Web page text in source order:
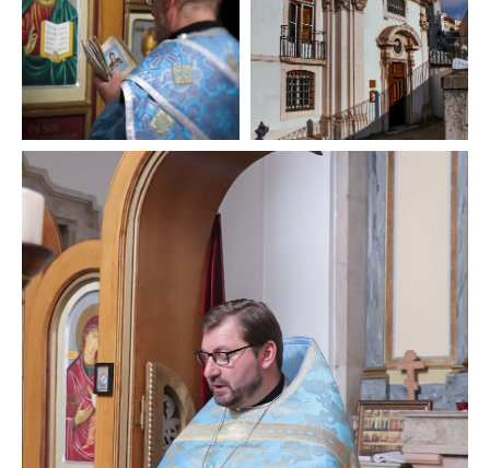
НАВИГАЦИЯ
О храме
Духовенство
Расписание богослужений
Приходская школа
Страничка настоятеля
Социальное служение
Анонсы мероприятий
© 2020-2026
Кафедральный собор Лиссабона
в честь Всех святых